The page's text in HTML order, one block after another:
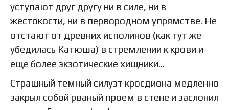
уступают друг другу ни в силе, ни в
жестокости, ни в первородном упрямстве. Не
отстают от древних исполинов (как тут же
убедилась Катюша) в стремлении к крови и
еще более экзотические хищники…
Страшный темный силуэт кросдиона медленно
закрыл собой рваный проем в стене и заслонил